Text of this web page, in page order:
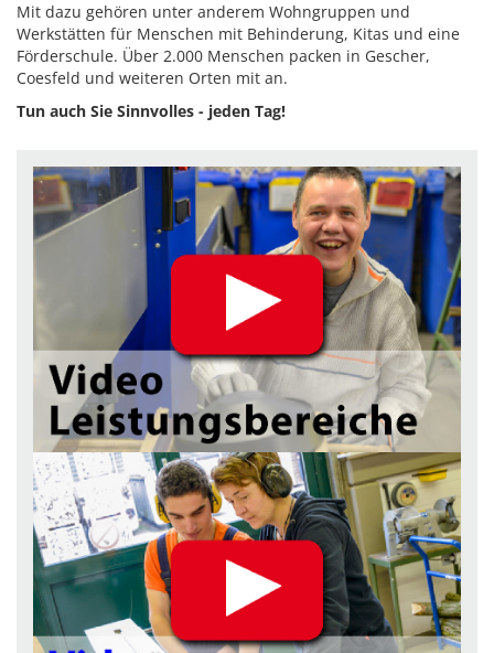
Mit dazu gehören unter anderem Wohngruppen und
Werkstätten für Menschen mit Behinderung, Kitas und eine
Förderschule. Über 2.000 Menschen packen in Gescher,
Coesfeld und weiteren Orten mit an.
Tun auch Sie Sinnvolles - jeden Tag!